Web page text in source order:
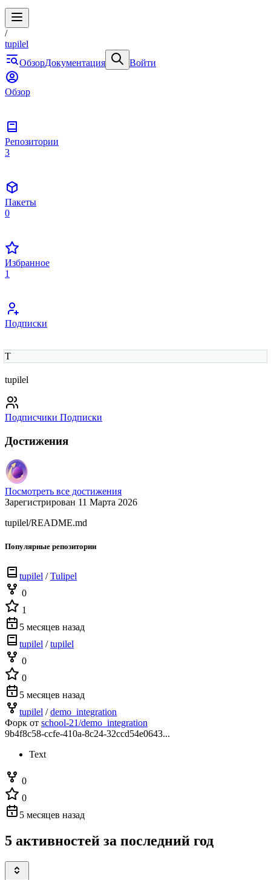
/
tupilel
ОбзорДокументация Войти
Обзор
Репозитории
3
Пакеты
0
Избранное
1
Подписки
T
tupilel
Подписчики Подписки
Достижения
Посмотреть все достижения
Зарегистрирован 11 Марта 2026
tupilel/README.md
Популярные репозитории
tupilel /Tulipel
0
1
5 месяцев назад
tupilel /tupilel
0
0
5 месяцев назад
tupilel /demo_integration
Форк от school-21/demo_integration
9b4f8c58-ccfe-410a-8c24-32ccd54e0643...
Text
0
0
5 месяцев назад
5 активностей за последний год